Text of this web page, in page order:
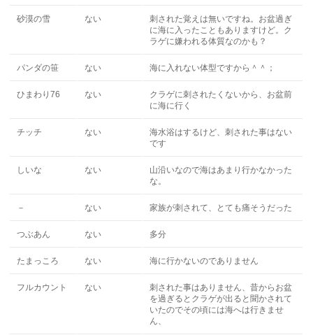
砂漠の雪 ない
刺された覚えは無いですね。お盆過ぎ
に海に入ったこともありますけど。ク
ラゲに嫌われる体質なのかも？
パンダの笹 ない 海に入れない体型ですから＾＾；
ひまわり76 ない
クラゲに刺されたくないから、お盆前
に海に行く
チッチ ない
海水浴はするけど、刺された事はない
です
しいな ない
山沿いなので海はあまり行かなかった
な。
－ ない 家族が刺されて、とても痛そうだった
つぶあん ない 多分
たまっころ ない 海に行かないのでありません
フルカウント ない
刺された事はありません、昔からお盆
を過ぎるとクラゲが出ると聞かされて
いたのでその頃には海へは行きませ
ん、